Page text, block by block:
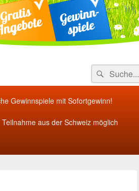
Search
for:
Suche
Gewinnspiele mit Sofortgewinn!
Teilnahme aus der Schweiz möglich